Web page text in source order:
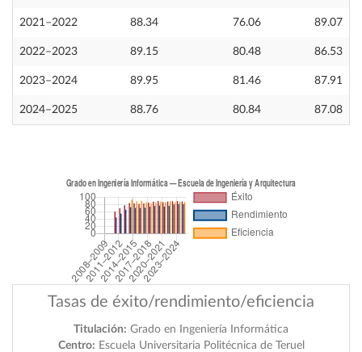
2021–2022 88.34 76.06 89.07
2022–2023 89.15 80.48 86.53
2023–2024 89.95 81.46 87.91
2024–2025 88.76 80.84 87.08
Tasas de éxito/rendimiento/eficiencia
Titulación: Grado en Ingeniería Informática
Centro: Escuela Universitaria Politécnica de Teruel